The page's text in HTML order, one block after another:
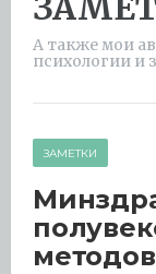
А также мои
психологии и
ЗАМЕТКИ